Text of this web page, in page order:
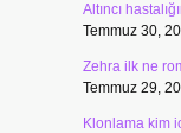
Altıncı
Temmuz 30,
Zehra ilk ne
Temmuz 29,
Klonlama kim